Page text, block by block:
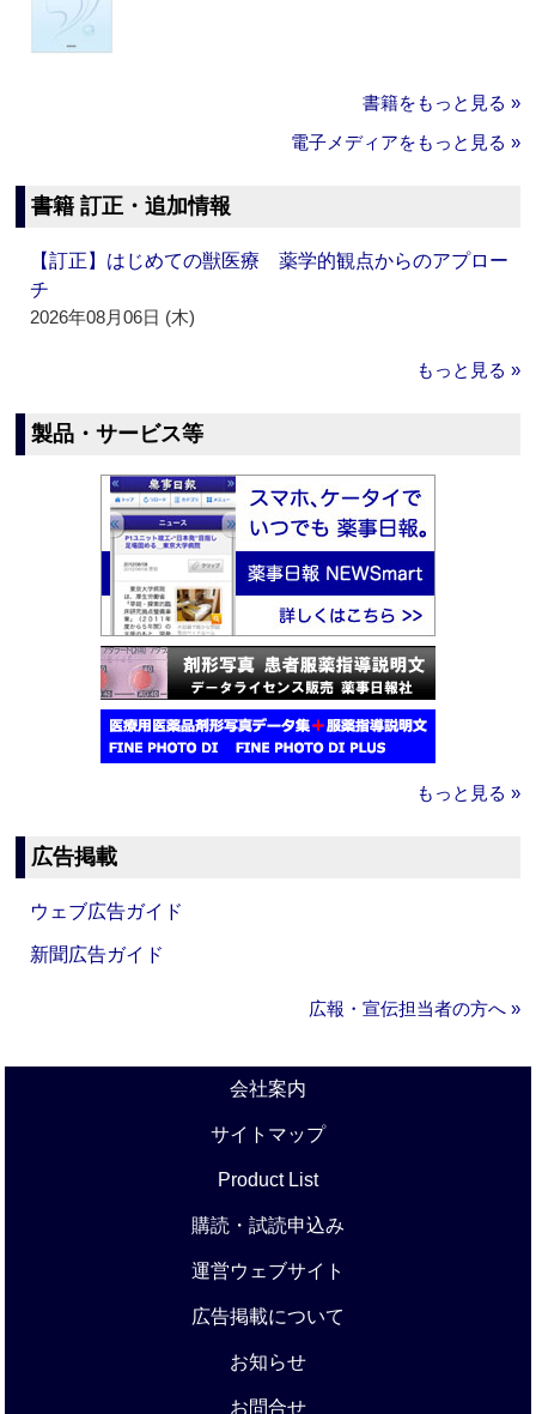
書籍をもっと見る »
電子メディアをもっと見る »
書籍 訂正・追加情報
【訂正】はじめての獣医療 薬学的観点からのアプロー
チ
2026年08月06日 (木)
もっと見る »
製品・サービス等
もっと見る »
広告掲載
ウェブ広告ガイド
新聞広告ガイド
広報・宣伝担当者の方へ »
会社案内
サイトマップ
Product List
購読・試読申込み
運営ウェブサイト
広告掲載について
お知らせ
お問合せ